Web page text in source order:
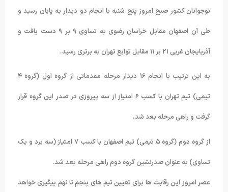
نوجوانان کشور صبح امروز پنج شنبه با انجام دو دیدار به پایان رسید و
طی آن اصفهان مقابل خراسان رضوی به تساوی ٩ بر ٩ دست یافت و
آذربایجان غربی ٢١ بر ١١ مقابل توابع تهران به برتری رسید.
به این ترتیب با انجام ١۶ دیدار مرحله مقدماتی از گروه اول (گروه ۴
تیمی) تیم تهران با کسب ۶ امتیاز از سه پیروزی در صدر این گروه قرار
گرفت و راهی مرحله بعد شد.
از گروه دوم (گروه ۵ تیمی) تیم اصفهان با کسب ٧ امتیاز (سه برد و یک
تساوی) به عنوان صدرنشین گروه دوم راهی مرحله بعد شد.
عصر امروز این رقابت ها برای تعیین تیم های پنجم تا نهم پیگیری خواهد